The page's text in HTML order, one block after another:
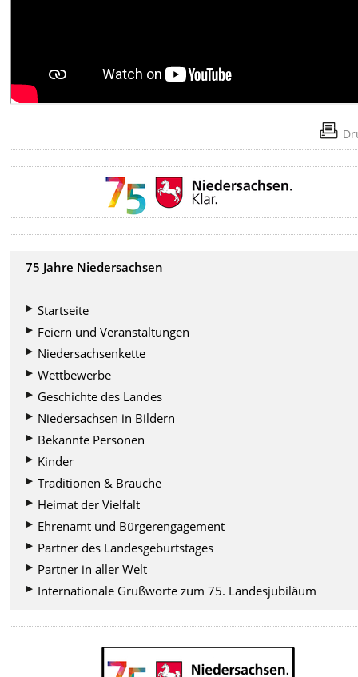
75 Jahre Niedersachsen
Startseite
Feiern und Veranstaltungen
Niedersachsenkette
Wettbewerbe
Geschichte des Landes
Niedersachsen in Bildern
Bekannte Personen
Kinder
Traditionen & Bräuche
Heimat der Vielfalt
Ehrenamt und Bürgerengagement
Partner des Landesgeburtstages
Partner in aller Welt
Internationale Grußworte zum 75. Landesjubiläum